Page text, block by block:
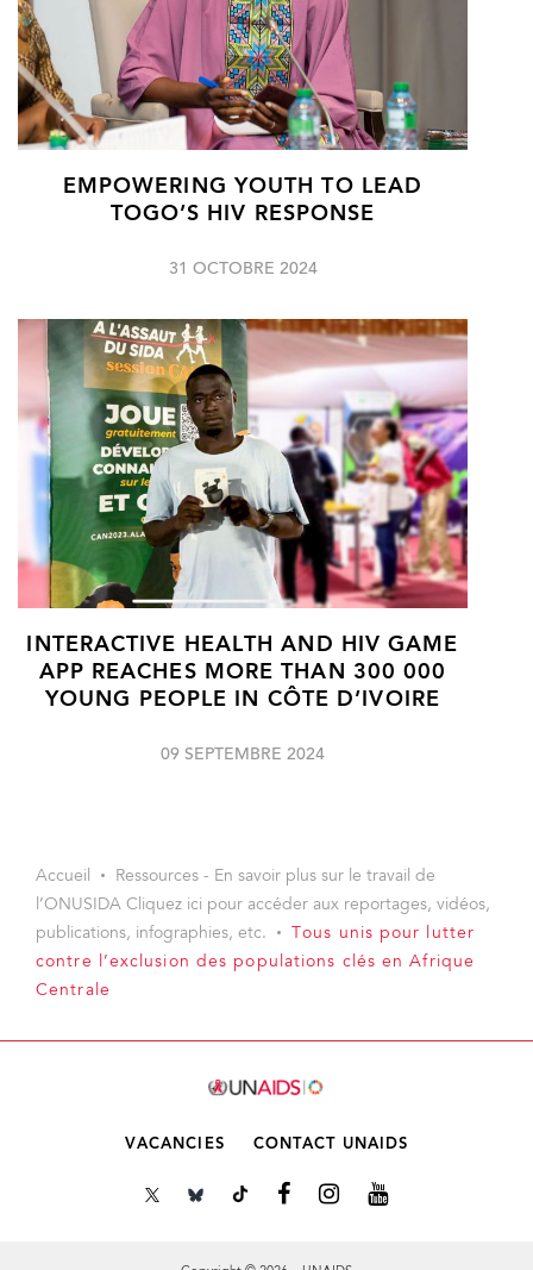
EMPOWERING YOUTH TO LEAD
TOGO’S HIV RESPONSE
31 OCTOBRE 2024
INTERACTIVE HEALTH AND HIV GAME
APP REACHES MORE THAN 300 000
YOUNG PEOPLE IN CÔTE D’IVOIRE
09 SEPTEMBRE 2024
Accueil
Ressources - En savoir plus sur le travail de
l’ONUSIDA Cliquez ici pour accéder aux reportages, vidéos,
publications, infographies, etc.
Tous unis pour lutter
contre l’exclusion des populations clés en Afrique
Centrale
VACANCIES CONTACT UNAIDS